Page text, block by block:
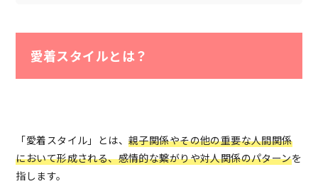
愛着スタイルとは？
「愛着スタイル」とは、親子関係やその他の重要な人間関係
において形成される、感情的な繋がりや対人関係のパターンを
指します。